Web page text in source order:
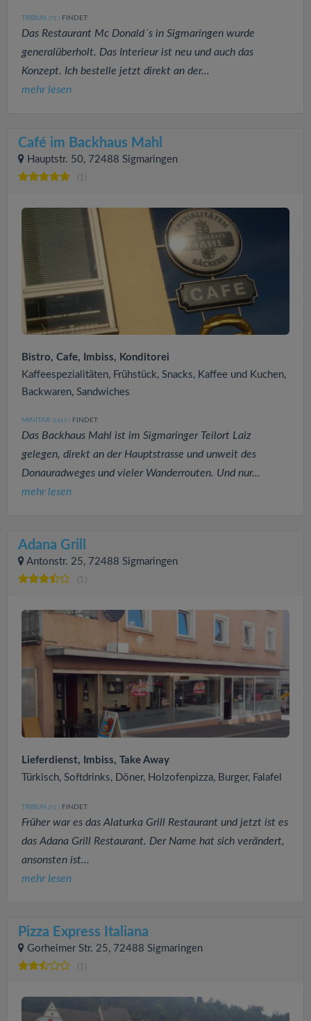
TRIBUN (72 ) FINDET:
Das Restaurant Mc Donald´s in Sigmaringen wurde
generalüberholt. Das Interieur ist neu und auch das
Konzept. Ich bestelle jetzt direkt an der...
mehr lesen
Café im Backhaus Mahl
Hauptstr. 50, 72488 Sigmaringen
(1)
Bistro, Cafe, Imbiss, Konditorei
Kaffeespezialitäten, Frühstück, Snacks, Kaffee und Kuchen,
Backwaren, Sandwiches
MINITAR (1415 ) FINDET:
Das Backhaus Mahl ist im Sigmaringer Teilort Laiz
gelegen, direkt an der Hauptstrasse und unweit des
Donauradweges und vieler Wanderrouten. Und nur...
mehr lesen
Adana Grill
Antonstr. 25, 72488 Sigmaringen
Lieferdienst, Imbiss, Take Away
Türkisch, Softdrinks, Döner, Holzofenpizza, Burger, Falafel
TRIBUN (72 ) FINDET:
Früher war es das Alaturka Grill Restaurant und jetzt ist es
das Adana Grill Restaurant. Der Name hat sich verändert,
ansonsten ist...
mehr lesen
Pizza Express Italiana
Gorheimer Str. 25, 72488 Sigmaringen
(1)